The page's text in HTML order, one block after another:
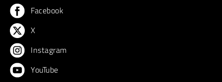
Facebook
X
Instagram
YouTube